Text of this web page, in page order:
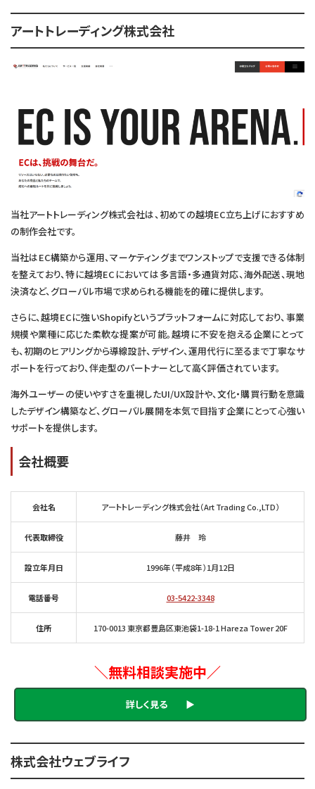
アートトレーディング株式会社
当社アートトレーディング株式会社は、初めての越境EC立ち上げにおすすめ
の制作会社です。
当社はEC構築から運用、マーケティングまでワンストップで支援できる体制
を整えており、特に越境ECにおいては多言語・多通貨対応、海外配送、現地
決済など、グローバル市場で求められる機能を的確に提供します。
さらに、越境ECに強いShopifyというプラットフォームに対応しており、事業
規模や業種に応じた柔軟な提案が可能。越境に不安を抱える企業にとって
も、初期のヒアリングから導線設計、デザイン、運用代行に至るまで丁寧なサ
ポートを行っており、伴走型のパートナーとして高く評価されています。
海外ユーザーの使いやすさを重視したUI/UX設計や、文化・購買行動を意識
したデザイン構築など、グローバル展開を本気で目指す企業にとって心強い
サポートを提供します。
会社概要
会社名 アートトレーディング株式会社（Art Trading Co.,LTD）
代表取締役 藤井 玲
設立年月日 1996年（平成8年）1月12日
電話番号 03-5422-3348
住所 170-0013 東京都豊島区東池袋1-18-1 Hareza Tower 20F
＼無料相談実施中／
詳しく見る ▶
株式会社ウェブライフ